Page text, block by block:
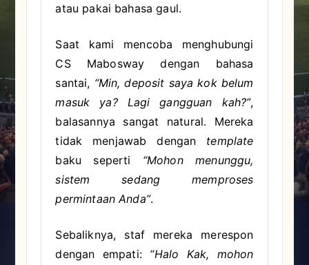
atau pakai bahasa gaul.
Saat kami mencoba menghubungi
CS Mabosway dengan bahasa
santai, “Min, deposit saya kok belum
masuk ya? Lagi gangguan kah?”,
balasannya sangat natural. Mereka
tidak menjawab dengan template
baku seperti “Mohon menunggu,
sistem sedang memproses
permintaan Anda”.
Sebaliknya, staf mereka merespon
dengan empati: “Halo Kak, mohon